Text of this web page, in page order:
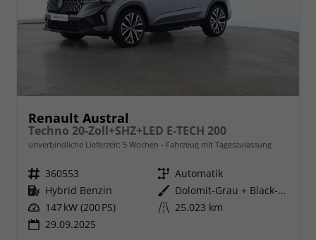
Renault Austral
Techno 20-Zoll+SHZ+LED E-TECH 200
unverbindliche Lieferzeit: 5 Wochen Fahrzeug mit Tageszulassung
Fahrzeugnr. 360553 Getriebe Automatik
Kraftstoff Hybrid Benzin Außenfarbe
Dolomit-Grau + Black-Pearl-Schwa
Leistung 147 kW (200 PS) Kilometerstand 25.023 km
29.09.2025